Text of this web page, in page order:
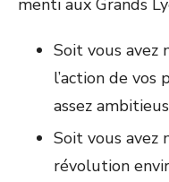
menti aux Grands
Soit vous avez
l’action de vos
assez
Soit vous
révolution